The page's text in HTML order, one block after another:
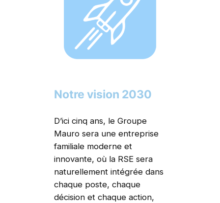
Notre vision 2030
D’ici cinq ans, le Groupe
Mauro sera une entreprise
familiale moderne et
innovante, où la RSE sera
naturellement intégrée dans
chaque poste, chaque
décision et chaque action,